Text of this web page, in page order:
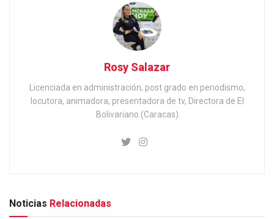
Rosy Salazar
Licenciada en administración, post grado en periodismo,
locutora, animadora, presentadora de tv, Directora de El
Bolivariano (Caracas)
Noticias Relacionadas